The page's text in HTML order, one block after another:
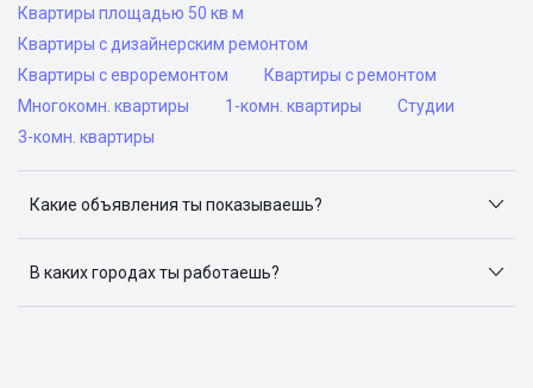
Квартиры площадью 50 кв м
Квартиры с дизайнерским ремонтом
Квартиры с евроремонтом
Квартиры с ремонтом
Многокомн. квартиры
1-комн. квартиры
Студии
3-комн. квартиры
Какие объявления ты показываешь?
объявлений: ЦИАН, Домклик, Яндекс.Недвижимость,
Авито, Самолет.Плюс.
В каких городах ты работаешь?